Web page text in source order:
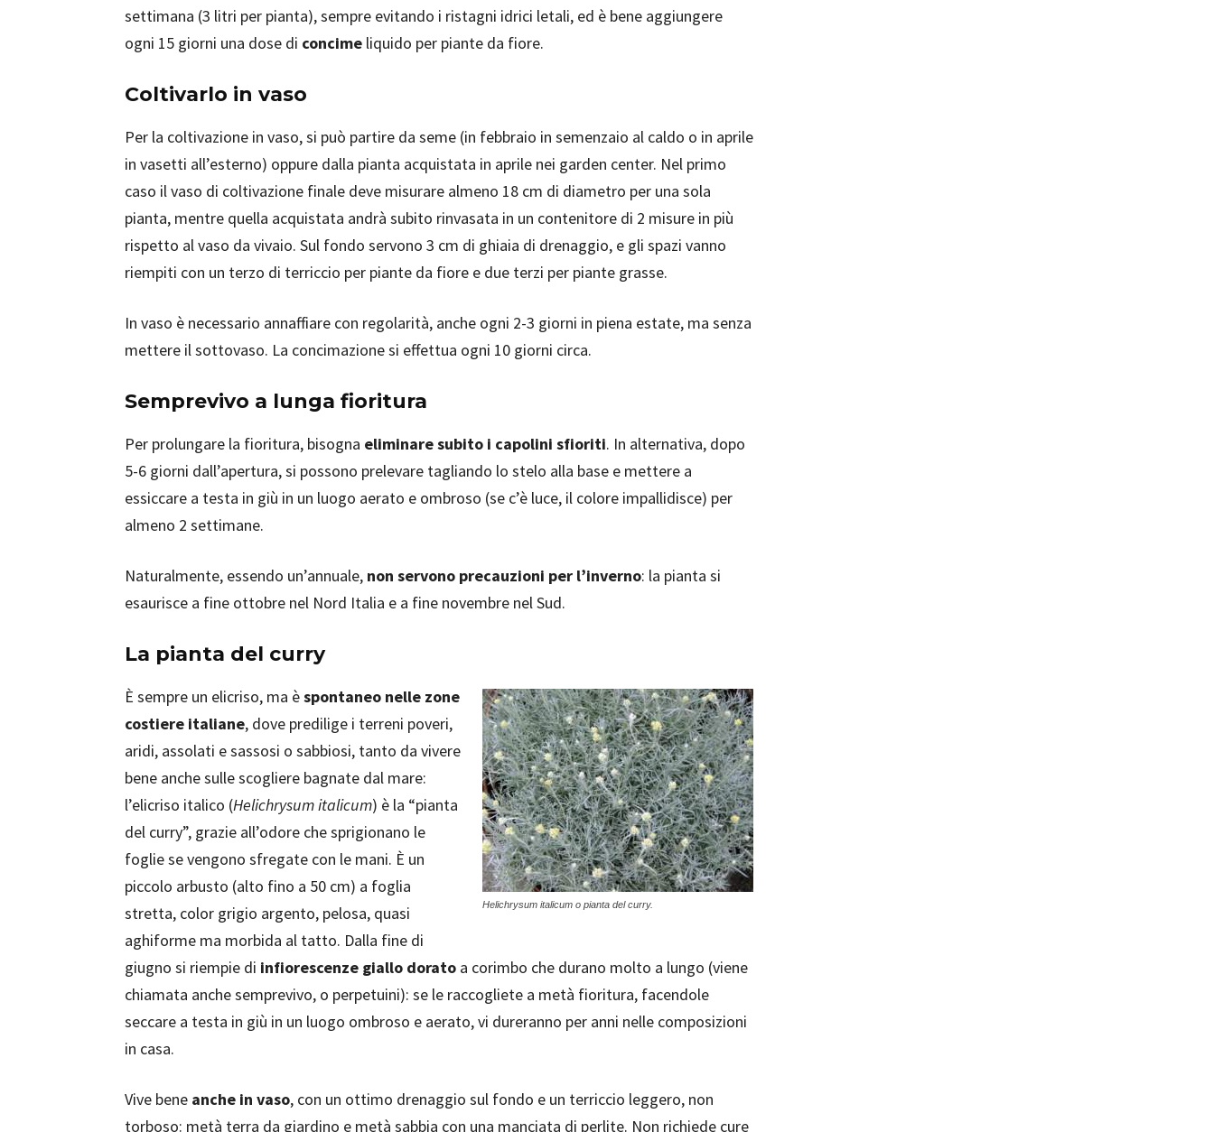
settimana (3 litri per pianta), sempre evitando i ristagni idrici letali, ed è bene aggiungere
ogni 15 giorni una dose di concime liquido per piante da fiore.
Coltivarlo in vaso
Per la coltivazione in vaso, si può partire da seme (in febbraio in semenzaio al caldo o in aprile
in vasetti all’esterno) oppure dalla pianta acquistata in aprile nei garden center. Nel primo
caso il vaso di coltivazione finale deve misurare almeno 18 cm di diametro per una sola
pianta, mentre quella acquistata andrà subito rinvasata in un contenitore di 2 misure in più
rispetto al vaso da vivaio. Sul fondo servono 3 cm di ghiaia di drenaggio, e gli spazi vanno
riempiti con un terzo di terriccio per piante da fiore e due terzi per piante grasse.
In vaso è necessario annaffiare con regolarità, anche ogni 2-3 giorni in piena estate, ma senza
mettere il sottovaso. La concimazione si effettua ogni 10 giorni circa.
Semprevivo a lunga fioritura
Per prolungare la fioritura, bisogna eliminare subito i capolini sfioriti. In alternativa, dopo
5-6 giorni dall’apertura, si possono prelevare tagliando lo stelo alla base e mettere a
essiccare a testa in giù in un luogo aerato e ombroso (se c’è luce, il colore impallidisce) per
almeno 2 settimane.
Naturalmente, essendo un’annuale, non servono precauzioni per l’inverno: la pianta si
esaurisce a fine ottobre nel Nord Italia e a fine novembre nel Sud.
La pianta del curry
Helichrysum italicum o pianta del curry.
È sempre un elicriso, ma èspontaneo nelle zone
costiere italiane, dove predilige i terreni poveri,
aridi, assolati e sassosi o sabbiosi, tanto da vivere
bene anche sulle scogliere bagnate dal mare:
l’elicriso italico (Helichrysum italicum) è la “pianta
del curry”, grazie all’odore che sprigionano le
foglie se vengono sfregate con le mani. È un
piccolo arbusto (alto fino a 50 cm) a foglia
stretta, color grigio argento, pelosa, quasi
aghiforme ma morbida al tatto. Dalla fine di
giugno si riempie di infiorescenze giallo dorato a corimbo che durano molto a lungo (viene
chiamata anche semprevivo, o perpetuini): se le raccogliete a metà fioritura, facendole
seccare a testa in giù in un luogo ombroso e aerato, vi dureranno per anni nelle composizioni
in casa.
Vive bene anche in vaso, con un ottimo drenaggio sul fondo e un terriccio leggero, non
torboso: metà terra da giardino e metà sabbia con una manciata di perlite. Non richiede cure